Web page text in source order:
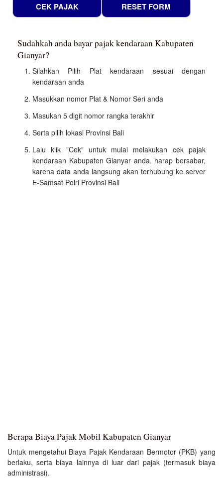
Sudahkah anda bayar pajak kendaraan Kabupaten
Gianyar?
Silahkan Pilih Plat kendaraan sesuai dengan
kendaraan anda
Masukkan nomor Plat & Nomor Seri anda
Masukan 5 digit nomor rangka terakhir
Serta pilih lokasi Provinsi Bali
Lalu klik "Cek" untuk mulai melakukan cek pajak
kendaraan Kabupaten Gianyar anda. harap bersabar,
karena data anda langsung akan terhubung ke server
E-Samsat Polri Provinsi Bali
Berapa Biaya Pajak Mobil Kabupaten Gianyar
Untuk mengetahui Biaya Pajak Kendaraan Bermotor (PKB) yang
berlaku, serta biaya lainnya di luar dari pajak (termasuk biaya
administrasi).